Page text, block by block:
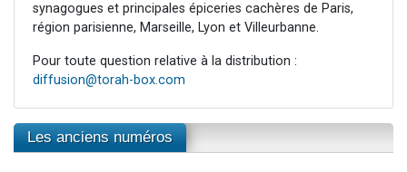
synagogues et principales épiceries cachères de Paris,
région parisienne, Marseille, Lyon et Villeurbanne.
Pour toute question relative à la distribution :
diffusion@torah-box.com
Les anciens numéros